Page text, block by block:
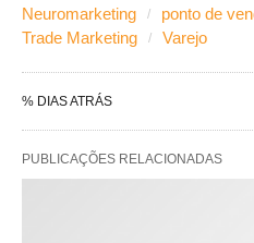
Neuromarketing
ponto de
Trade Marketing
Varejo
% DIAS ATRÁS
PUBLICAÇÕES RELACIONADAS